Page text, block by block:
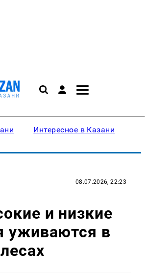
Интересное в Казани
08.07.2026, 22:23
и низкие
уживаются в